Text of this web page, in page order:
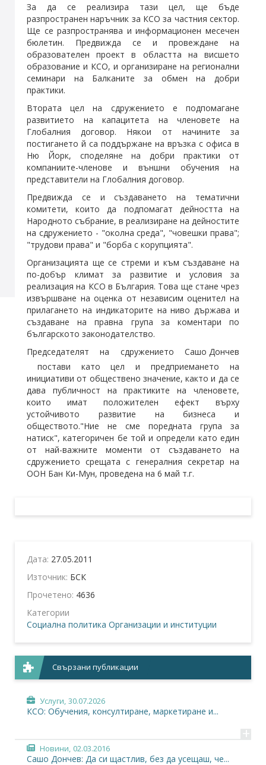
За да се реализира тази цел, ще бъде
разпространен наръчник за КСО за частния сектор.
Ще се разпространява и информационен месечен
бюлетин. Предвижда се и провеждане на
образователен проект в областта на висшето
образование и КСО, и организиране на регионални
семинари на Балканите за обмен на добри
практики.
Втората цел на сдружението е подпомагане
развитието на капацитета на членовете на
Глобалния договор. Някои от начините за
постигането й са поддържане на връзка с офиса в
Ню Йорк, споделяне на добри практики от
компаниите-членове и външни обучения на
представители на Глобалния договор.
Предвижда се и създаването на тематични
комитети, които да подпомагат дейността на
Народното събрание, в реализиране на дейностите
на сдружението - "околна среда", "човешки права";
"трудови права" и "борба с корупцията".
Организацията ще се стреми и към създаване на
по-добър климат за развитие и условия за
реализация на КСО в България. Това ще стане чрез
извършване на оценка от независим оценител на
прилагането на индикаторите на ниво държава и
създаване на правна група за коментари по
българското законодателство.
Председателят на сдружението Сашо Дончев
постави като цел и предприемането на
инициативи от обществено значение, както и да се
дава публичност на практиките на членовете,
които имат положителен ефект върху
устойчивото развитие на бизнеса и
обществото."Ние не сме поредната група за
натиск", категоричен бе той и определи като един
от най-важните моменти от създаването на
сдружението срещата с генералния секретар на
ООН Бан Ки-Мун, проведена на 6 май т.г.
Дата: 27.05.2011
Източник: БСК
Прочетено: 4636
Категории
Социална политика Организации и институции
Свързани публикации
Услуги, 30.07.2026
КСО: Обучения, консултиране, маркетиране и...
+
Новини, 02.03.2016
Сашо Дончев: Да си щастлив, без да усещаш, че...